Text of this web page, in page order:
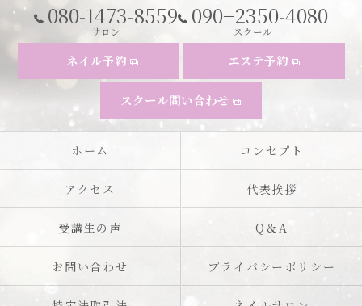
080-1473-8559
サロン
090−2350-4080
スクール
ネイル予約
スクール問い合わせ
エステ予約
ホーム コンセプト
アクセス 代表挨拶
受講生の声 Q＆A
お問い合わせ プライバシーポリシー